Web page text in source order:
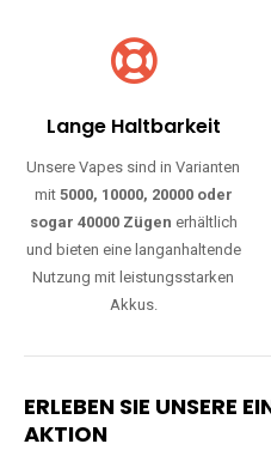
Lange Haltbarkeit
Unsere Vapes sind in Varianten
mit 5000, 10000, 20000 oder
sogar 40000 Zügen erhältlich
und bieten eine langanhaltende
Nutzung mit leistungsstarken
Akkus.
ERLEBEN SIE UNSERE
AKTION